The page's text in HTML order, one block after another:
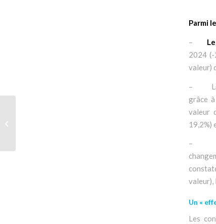
Parmi
–
2024 (-
valeur)
– L
grâce
valeur
19,2%)
–
valeur),
Un «
Les